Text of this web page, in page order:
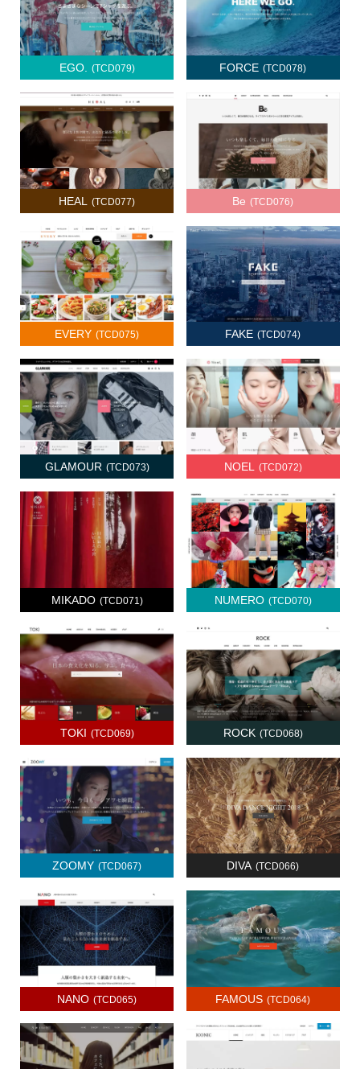
EGO. (TCD079) FORCE (TCD078)
HEAL (TCD077) Be (TCD076)
EVERY (TCD075) FAKE (TCD074)
GLAMOUR (TCD073) NOEL (TCD072)
MIKADO (TCD071) NUMERO (TCD070)
TOKI (TCD069) ROCK (TCD068)
ZOOMY (TCD067) DIVA (TCD066)
NANO (TCD065) FAMOUS (TCD064)